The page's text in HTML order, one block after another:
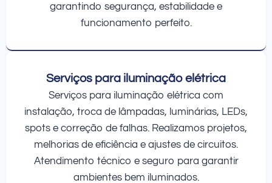
garantindo segurança, estabilidade e
funcionamento perfeito.
Serviços para iluminação elétrica
Serviços para iluminação elétrica com
instalação, troca de lâmpadas, luminárias, LEDs,
spots e correção de falhas. Realizamos projetos,
melhorias de eficiência e ajustes de circuitos.
Atendimento técnico e seguro para garantir
ambientes bem iluminados.